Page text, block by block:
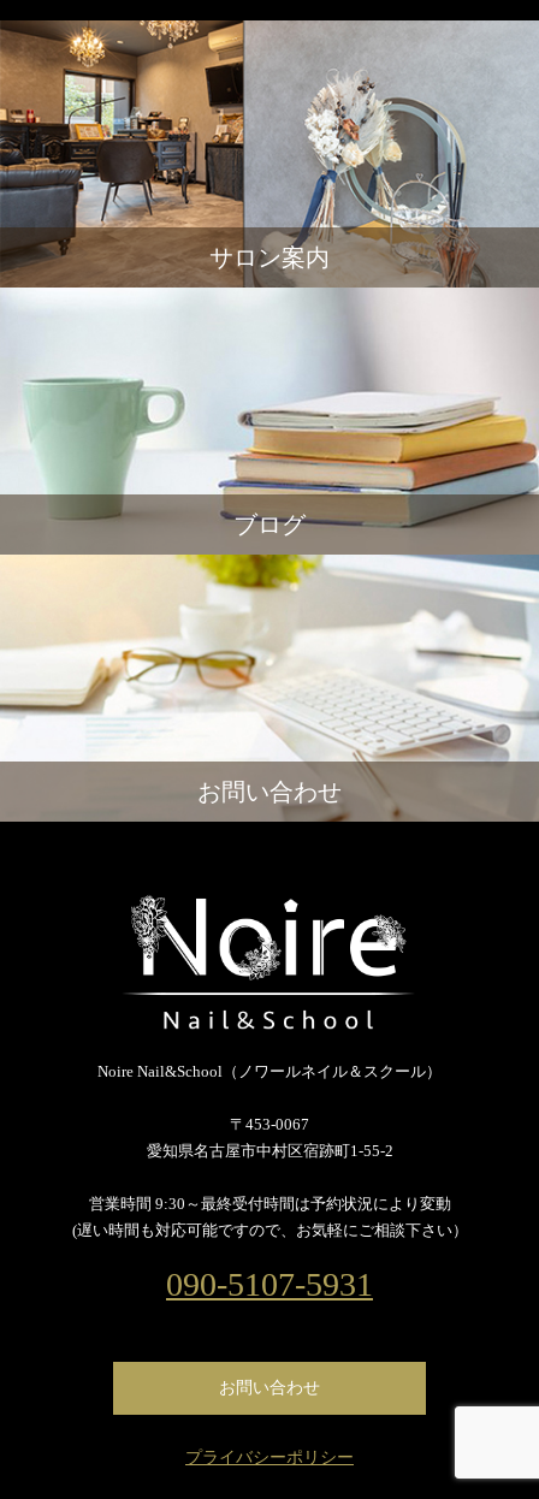
サロン案内
ブログ
お問い合わせ
Noire Nail&School（ノワールネイル＆スクール）
〒453-0067
愛知県名古屋市中村区宿跡町1-55-2
営業時間 9:30～最終受付時間は予約状況により変動
(遅い時間も対応可能ですので、お気軽にご相談下さい）
090-5107-5931
お問い合わせ
プライバシーポリシー